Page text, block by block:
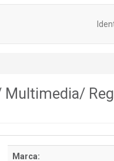
Multimedia/
Marca: